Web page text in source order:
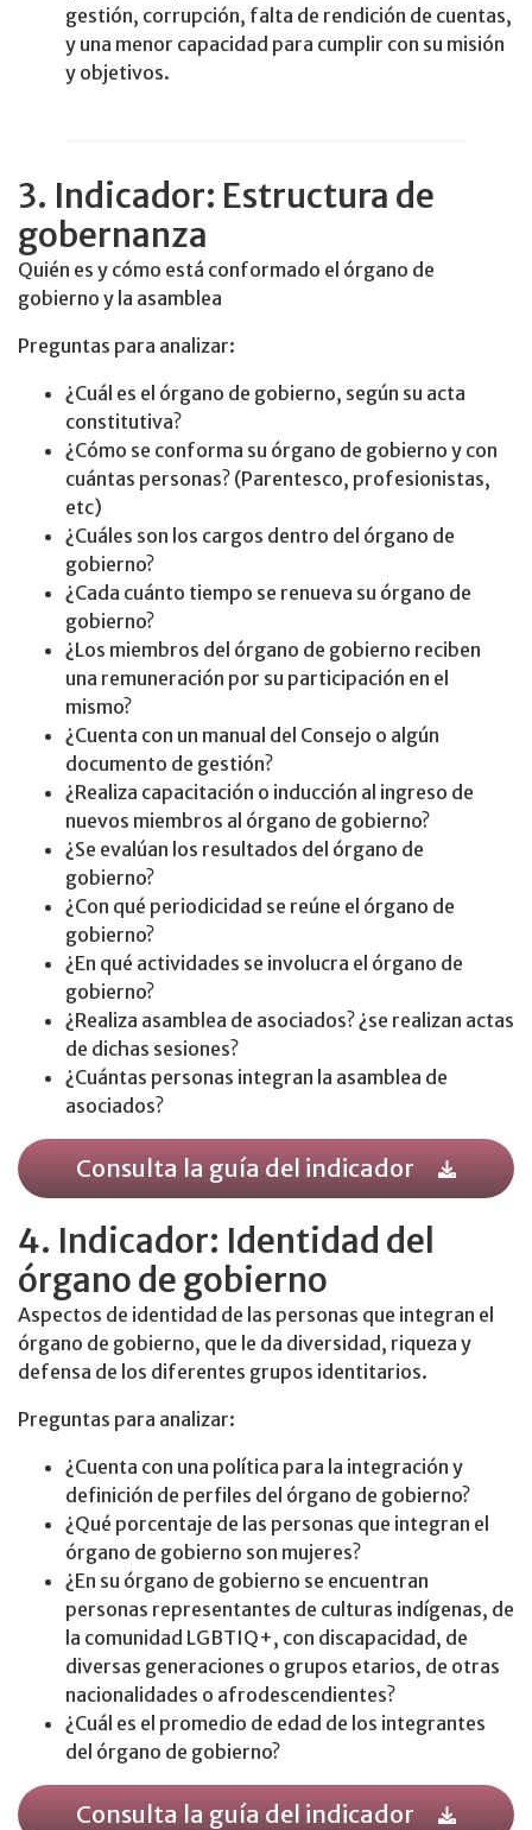
gestión, corrupción, falta de rendición de cuentas,
y una menor capacidad para cumplir con su misión
y objetivos.
3. Indicador: Estructura de
gobernanza
Quién es y cómo está conformado el órgano de
gobierno y la asamblea
Preguntas para analizar:
¿Cuál es el órgano de gobierno, según su acta
constitutiva?
¿Cómo se conforma su órgano de gobierno y con
cuántas personas? (Parentesco, profesionistas,
etc)
¿Cuáles son los cargos dentro del órgano de
gobierno?
¿Cada cuánto tiempo se renueva su órgano de
gobierno?
¿Los miembros del órgano de gobierno reciben
una remuneración por su participación en el
mismo?
¿Cuenta con un manual del Consejo o algún
documento de gestión?
¿Realiza capacitación o inducción al ingreso de
nuevos miembros al órgano de gobierno?
¿Se evalúan los resultados del órgano de
gobierno?
¿Con qué periodicidad se reúne el órgano de
gobierno?
¿En qué actividades se involucra el órgano de
gobierno?
¿Realiza asamblea de asociados? ¿se realizan actas
de dichas sesiones?
¿Cuántas personas integran la asamblea de
asociados?
Consulta la guía del indicador
4. Indicador: Identidad del
órgano de gobierno
Aspectos de identidad de las personas que integran el
órgano de gobierno, que le da diversidad, riqueza y
defensa de los diferentes grupos identitarios.
Preguntas para analizar:
¿Cuenta con una política para la integración y
definición de perfiles del órgano de gobierno?
¿Qué porcentaje de las personas que integran el
órgano de gobierno son mujeres?
¿En su órgano de gobierno se encuentran
personas representantes de culturas indígenas, de
la comunidad LGBTIQ+, con discapacidad, de
diversas generaciones o grupos etarios, de otras
nacionalidades o afrodescendientes?
¿Cuál es el promedio de edad de los integrantes
del órgano de gobierno?
Consulta la guía del indicador